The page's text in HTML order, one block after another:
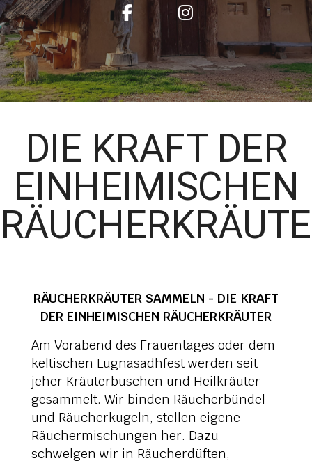
DIE KRAFT DER
EINHEIMISCHEN
RÄUCHERKRÄUTER SAMMELN - DIE KRAFT
DER EINHEIMISCHEN RÄUCHERKRÄUTER
Am Vorabend des Frauentages oder dem
keltischen Lugnasadhfest werden seit
jeher Kräuterbuschen und Heilkräuter
gesammelt. Wir binden Räucherbündel
und Räucherkugeln, stellen eigene
Räuchermischungen her. Dazu
schwelgen wir in Räucherdüften,